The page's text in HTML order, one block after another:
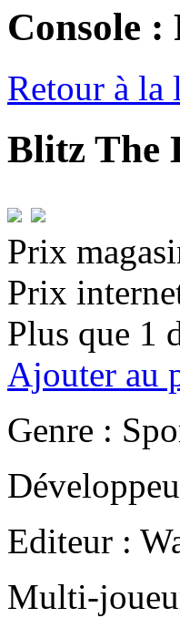
Console :
Retour à la
Blitz The
Prix
Prix
Plus que 1
Ajouter au
Genre :
Editeur :
Multi-